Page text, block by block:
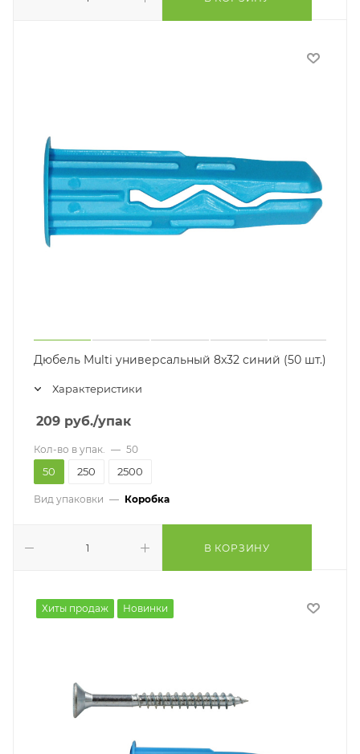
Дюбель Multi универсальный 8x32 синий (50 шт.)
Характеристики
209 руб./упак
Кол-во в упак. — 50
50 250 2500
Вид упаковки — Коробка
В КОРЗИНУ
Хиты продаж Новинки